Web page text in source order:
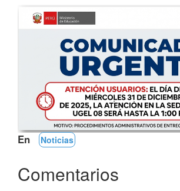
En Noticias
Comentarios